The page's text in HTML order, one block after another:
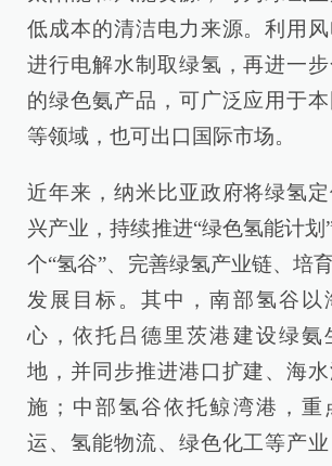
低成本的清洁电力来源。利用
进行电解水制取绿氢，再进一
的绿色氨产品，可广泛应用于
等领域，也可出口国际市场。
近年来，纳米比亚政府将绿氢
兴产业，持续推进“绿色氢能计划
个“氢谷”、完善绿氢产业链、培
发展目标。其中，南部氢谷以
心，依托吕德里茨港建设绿氨
地，并同步推进港口扩建、海
施；中部氢谷依托鲸湾港，重
运、氢能物流、绿色化工等产